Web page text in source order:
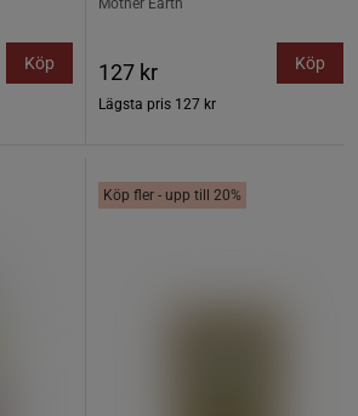
Köp
Mother Earth
127 kr
Lägsta pris 127 kr
Köp
Köp fler - upp till 20%